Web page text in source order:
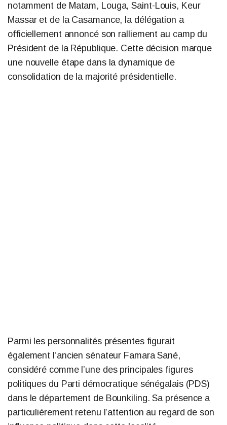
notamment de Matam, Louga, Saint-Louis, Keur
Massar et de la Casamance, la délégation a
officiellement annoncé son ralliement au camp du
Président de la République. Cette décision marque
une nouvelle étape dans la dynamique de
consolidation de la majorité présidentielle.
Parmi les personnalités présentes figurait
également l’ancien sénateur Famara Sané,
considéré comme l’une des principales figures
politiques du Parti démocratique sénégalais (PDS)
dans le département de Bounkiling. Sa présence a
particulièrement retenu l’attention au regard de son